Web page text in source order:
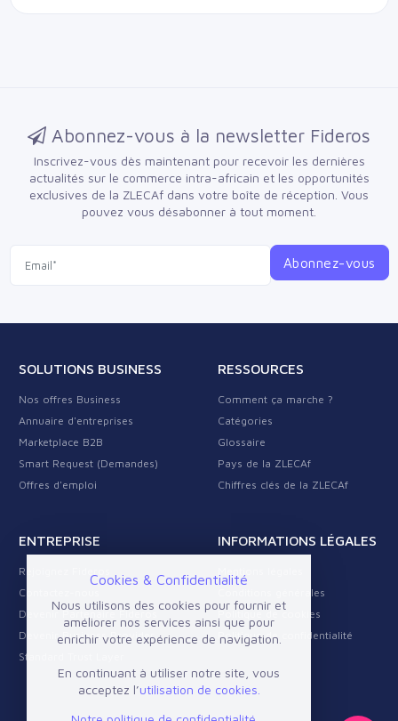
Abonnez-vous à la newsletter Fideros
Inscrivez-vous dès maintenant pour recevoir les dernières
actualités sur le commerce intra-africain et les opportunités
exclusives de la ZLECAf dans votre boîte de réception. Vous
pouvez vous désabonner à tout moment.
Abonnez-vous
SOLUTIONS BUSINESS
Nos offres Business
Annuaire d'entreprises
Marketplace B2B
Smart Request (Demandes)
Offres d'emploi
RESSOURCES
Comment ça marche ?
Catégories
Glossaire
Pays de la ZLECAf
Chiffres clés de la ZLECAf
ENTREPRISE
Rejoignez Fideros
Contactez-nous
Devenir Partenaire Fideros
Devenir Business Provider
Standard Trust Layer
INFORMATIONS LÉGALES
Conditions générales
Politique de cookies
Politique de confidentialité
Cookies & Confidentialité
Nous utilisons des cookies pour fournir et
améliorer nos services ainsi que pour
enrichir votre expérience de navigation.
En continuant à utiliser notre site, vous
acceptez l’utilisation de cookies.